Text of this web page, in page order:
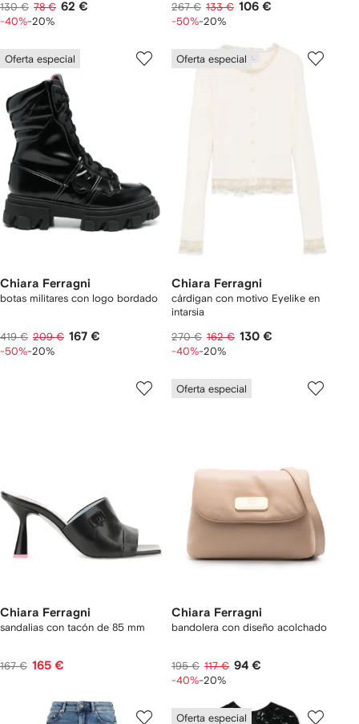
130 € 78 € 62 €
-40%-20%
267 € 133 € 106 €
-50%-20%
Oferta especial
Chiara Ferragni
botas militares con logo bordado
419 € 209 € 167 €
-50%-20%
Oferta especial
Chiara Ferragni
cárdigan con motivo Eyelike en
intarsia
270 € 162 € 130 €
-40%-20%
Chiara Ferragni
sandalias con tacón de 85 mm
167 € 165 €
Oferta especial
Chiara Ferragni
bandolera con diseño acolchado
195 € 117 € 94 €
-40%-20%
Oferta especial